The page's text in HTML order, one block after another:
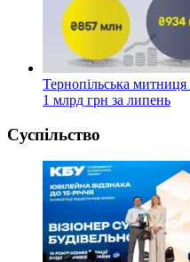
Тернопільська
1 млрд грн за липень
Суспільство